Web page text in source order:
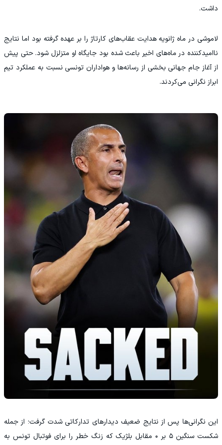
داشت.
لاموشی در ماه ژانویه هدایت عقاب‌های کارتاژ را بر عهده گرفته بود اما نتایج
ناامیدکننده در ماه‌های اخیر باعث شده بود جایگاه او متزلزل شود. حتی پیش
از آغاز جام جهانی بخشی از رسانه‌ها و هواداران تونسی نسبت به عملکرد تیم
ابراز نگرانی می‌کردند.
این نگرانی‌ها پس از نتایج ضعیف دیدارهای تدارکاتی شدت گرفت؛ از جمله
شکست سنگین ۵ بر ۰ مقابل بلژیک که زنگ خطر را برای فوتبال تونس به